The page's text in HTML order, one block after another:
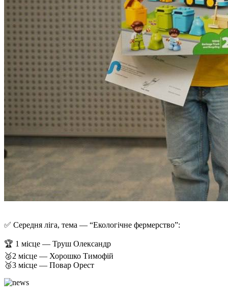
✅ Середня ліга, тема — “Екологічне фермерство”:
🏆 1 місце — Труш Олександр
🥈2 місце — Хорошко Тимофій
🥉3 місце — Повар Орест